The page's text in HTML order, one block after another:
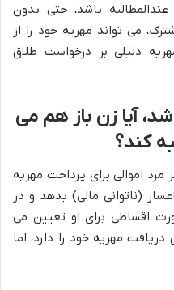
باشد، حتی بدون
می تواند مهریه خود را از
دلیلی بر درخواست طلاق
آیا زن باز هم می
کند؟
اموالی برای پرداخت مهریه
(ناتوانی مالی) بدهد و در
اقساطی برای او تعیین می
مهریه خود را دارد، اما